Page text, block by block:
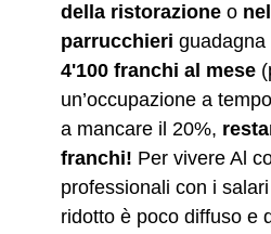
della ristorazione o
parrucchieri guadagna
4'100 franchi al mese
un’occupazione a
a mancare il 20%,
franchi! Per vivere Al
professionali con i
ridotto è poco diffuso e